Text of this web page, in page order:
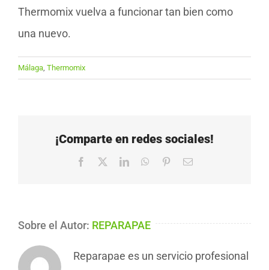
Thermomix vuelva a funcionar tan bien como
una nuevo.
Málaga Thermomix
¡Comparte en redes sociales!
Facebook LinkedInWhatsApp
PinterestCorreo
Sobre el Autor: REPARAPAE
Reparapae es un servicio profesional